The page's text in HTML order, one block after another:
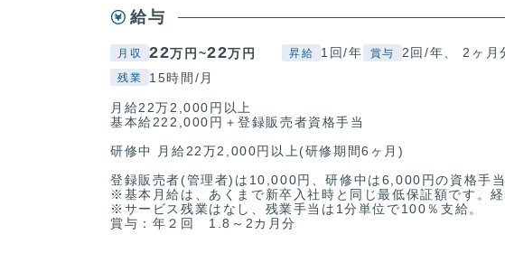
給与
月収 22万円~22万円 昇給 1回/年 賞与 2回/年、 2ヶ月
残業 15時間/月
月給22万2,000円以上
基本給222,000円＋登録販売者資格手当
研修中 月給22万2,000円以上(研修期間6ヶ月)
登録販売者(管理者)は10,000円、研修中は6,000円の資格手
※基本月給は、あくまで新卒入社時と同じ最低保証額です。
※サービス残業はなし、残業手当は1分単位で100％支給。
賞与：年２回 1.8～2カ月分